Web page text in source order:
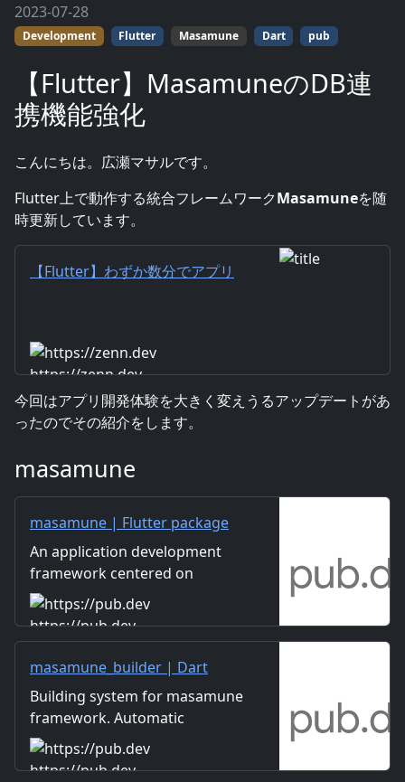
2023-07-28
Development Flutter Masamune Dart pub
【Flutter】MasamuneのDB連
携機能強化
こんにちは。広瀬マサルです。
Flutter上で動作する統合フレームワークMasamuneを随
時更新しています。
【Flutter】わずか数分でアプリ
https://zenn.dev
今回はアプリ開発体験を大きく変えうるアップデートがあ
ったのでその紹介をします。
masamune
masamune | Flutter package
An application development
framework centered on
automatic code generation
using build_runner.
https://pub.dev
masamune_builder | Dart
package
Building system for masamune
framework. Automatic
creation of models, themes,
pages, and translation data.
https://pub.dev